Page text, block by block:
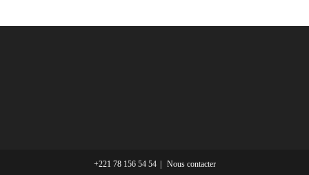
+221 78 156 54 54 Nous contacter